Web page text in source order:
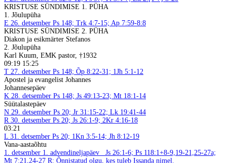
KRISTUSE SÜNDIMISE 1. PÜHA
1. Jõulupüha
E 26. detsember Ps 148; Trk 4:7-15; Ap 7:59-8:8
KRISTUSE SÜNDIMISE 2. PÜHA
Diakon ja esikmärter Stefanos
2. Jõulupüha
Karl Kuum, EMK pastor, †1932
09:19 15:25
T 27. detsember Ps 148; Õp 8:22-31; 1Jh 5:1-12
Apostel ja evangelist Johannes
Johannesepäev
K 28. detsember Ps 148; Js 49:13-23; Mt 18:1-14
Süütalastepäev
N 29. detsember Ps 20; Jr 31:15-22; Lk 19:41-44
R30. detsember Ps 20; Js 26:1-9; 2Kr 4:16-18
03:21
L 31. detsember Ps 20; 1Kn 3:5-14; Jh 8:12-19
Vana-aastaõhtu
1. detsember 1. advendineljapäev
Js 26:1-6; Ps 118:1+8-9,19-21,25-27a;
Mt 7:21,24-27 R: Õnnistatud olgu, kes tuleb Issanda nimel.